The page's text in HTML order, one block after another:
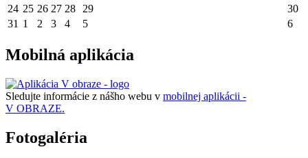
24 25 26 27 28 29
30
31 1 2 3 4 5 6
Mobilná aplikácia
Sledujte informácie z nášho webu v mobilnej aplikácii -
V OBRAZE.
Fotogaléria